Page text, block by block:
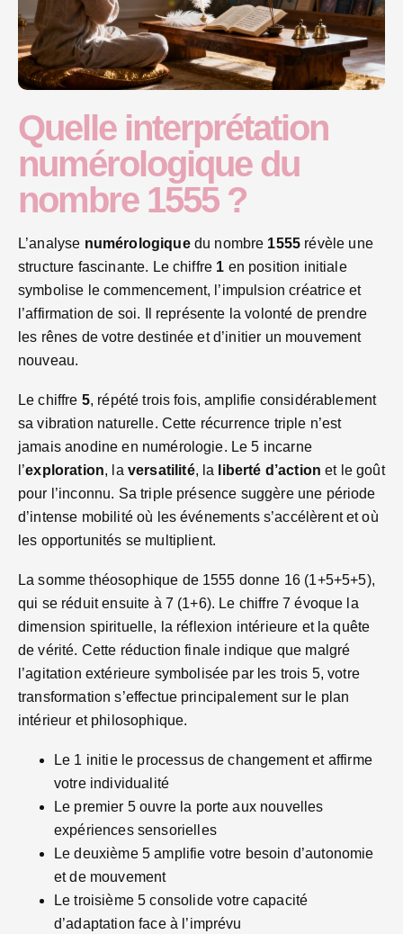
Quelle interprétation
numérologique du
nombre 1555 ?
L’analyse numérologiquedu nombre 1555 révèle une
structure fascinante. Le chiffre 1 en position initiale
symbolise le commencement, l’impulsion créatrice et
l’affirmation de soi. Il représente la volonté de prendre
les rênes de votre destinée et d’initier un mouvement
nouveau.
Le chiffre 5, répété trois fois, amplifie considérablement
sa vibration naturelle. Cette récurrence triple n’est
jamais anodine en numérologie. Le 5 incarne
l’exploration, la versatilité, la liberté d’action et le goût
pour l’inconnu. Sa triple présence suggère une période
d’intense mobilité où les événements s’accélèrent et où
les opportunités se multiplient.
La somme théosophique de 1555 donne 16 (1+5+5+5),
qui se réduit ensuite à 7 (1+6). Le chiffre 7 évoque la
dimension spirituelle, la réflexion intérieure et la quête
de vérité. Cette réduction finale indique que malgré
l’agitation extérieure symbolisée par les trois 5, votre
transformation s’effectue principalement sur le plan
intérieur et philosophique.
Le 1 initie le processus de changement et affirme
votre individualité
Le premier 5 ouvre la porte aux nouvelles
expériences sensorielles
Le deuxième 5 amplifie votre besoin d’autonomie
et de mouvement
Le troisième 5 consolide votre capacité
d’adaptation face à l’imprévu